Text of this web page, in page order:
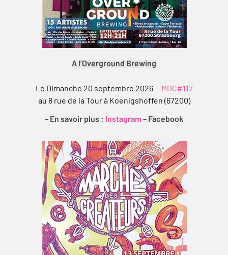
A l’Overground Brewing
Le Dimanche 20 septembre 2026 – MDC#117
au 8 rue de la Tour à Koenigshoffen (67200)
– En savoir plus : Instagram– Facebook